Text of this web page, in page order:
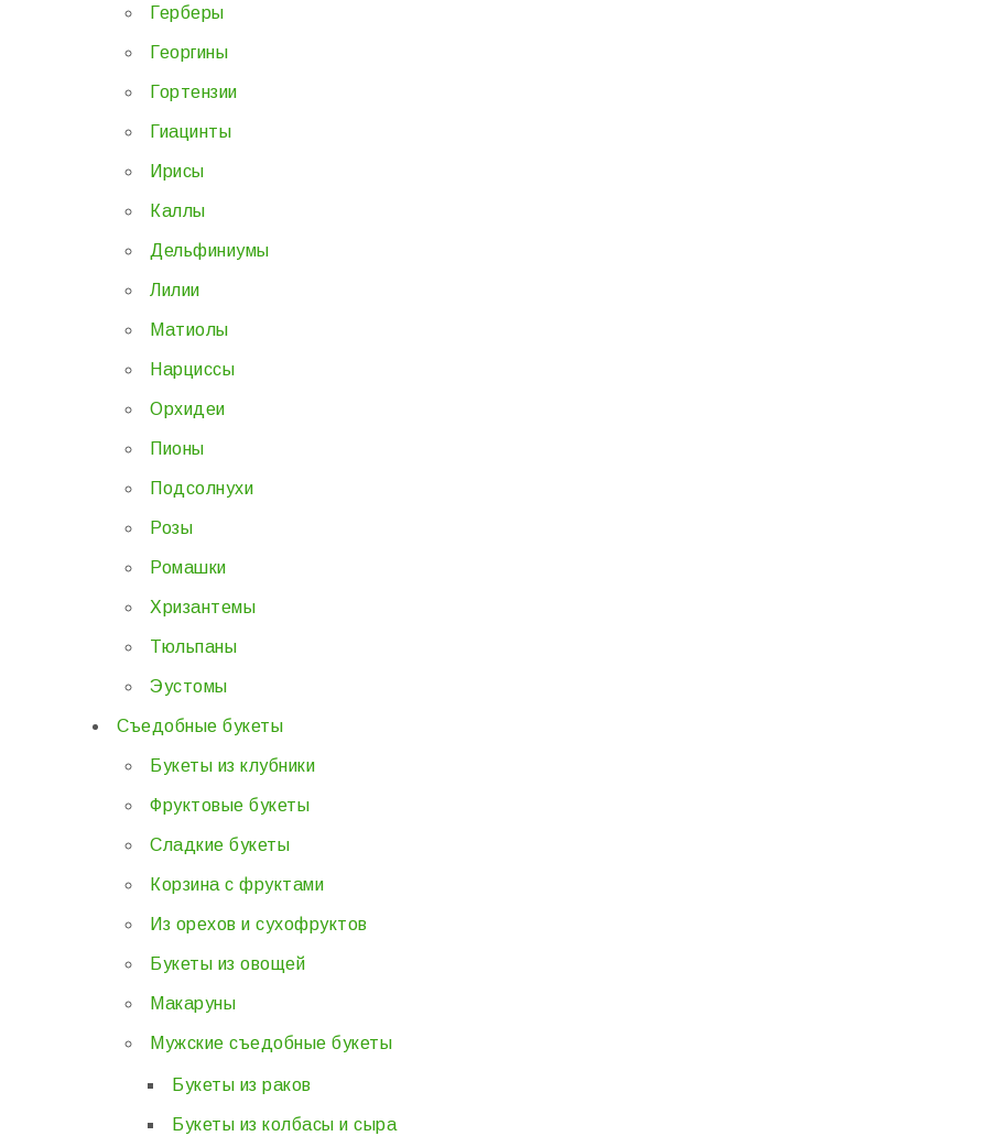
Герберы
Георгины
Гортензии
Гиацинты
Ирисы
Каллы
Дельфиниумы
Лилии
Матиолы
Нарциссы
Орхидеи
Пионы
Подсолнухи
Розы
Ромашки
Хризантемы
Тюльпаны
Эустомы
Съедобные букеты
Букеты из клубники
Фруктовые букеты
Сладкие букеты
Корзина с фруктами
Из орехов и сухофруктов
Букеты из овощей
Макаруны
Мужские съедобные букеты
Букеты из раков
Букеты из колбасы и сыра